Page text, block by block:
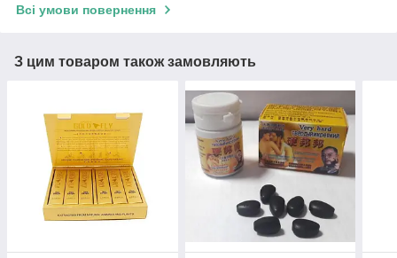
Всі умови повернення
З цим товаром також замовляють